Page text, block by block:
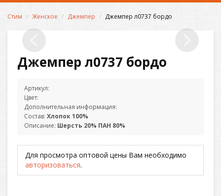
Стим Женское Джемпер Джемпер л0737 бордо
Джемпер л0737 бордо
Артикул:
Цвет:
Дополнительная информация:
Состав: Хлопок 100%
Описание: Шерсть 20% ПАН 80%
Для просмотра оптовой цены Вам необходимо
авторизоваться.